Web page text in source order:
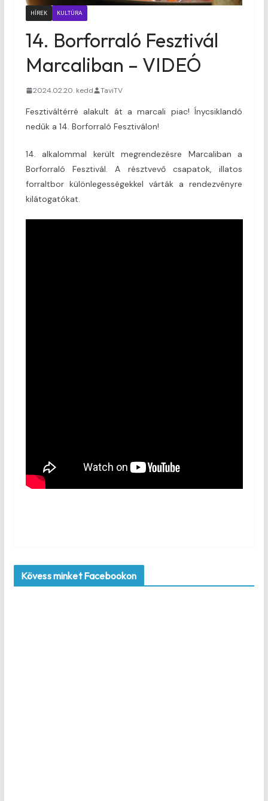
HÍREK KULTÚRA
14. Borforraló Fesztivál
Marcaliban – VIDEÓ
2024.02.20. kedd TaviTV
Fesztiváltérré alakult át a marcali piac! Ínycsiklandó
nedűk a 14. Borforraló Fesztiválon!
14. alkalommal került megrendezésre Marcaliban a
Borforraló Fesztivál. A résztvevő csapatok, illatos
forraltbor különlegességekkel várták a rendezvényre
kilátogatókat.
Kövess minket Facebookon